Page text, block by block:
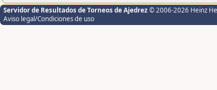
Servidor de Resultados de Torneos de Ajedrez © 2006-2026 Heinz
Aviso legal/Condiciones de uso